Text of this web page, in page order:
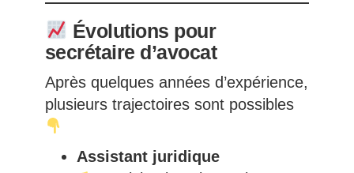
Évolutions pour
secrétaire d’avocat
Après quelques années d’expérience,
plusieurs trajectoires sont possibles
Assistant juridique